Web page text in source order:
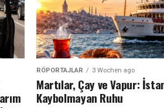
RÖPORTAJLAR 3 Wochen ago
Martılar, Çay ve Vapur:
Kaybolmayan Ruhu